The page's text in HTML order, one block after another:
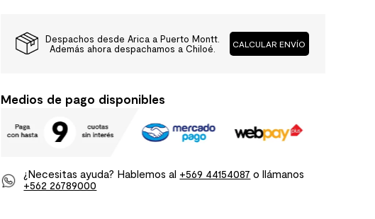
Despachos desde Arica a Puerto Montt.
Además ahora despachamos a Chiloé.
CALCULAR ENVÍO
Medios de pago disponibles
¿Necesitas ayuda? Hablemos al +569 44154087 o llámanos
+562 26789000